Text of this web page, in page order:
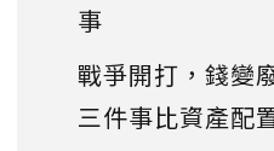
事
戰爭開打，錢變
三件事比資產配